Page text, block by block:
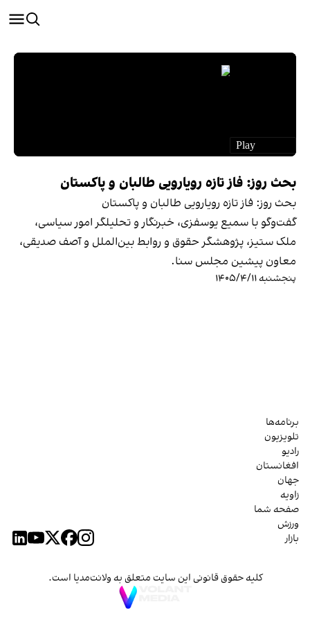
بحث روز: فاز تازه رویارویی طالبان و پاکستان
بحث روز: فاز تازه رویارویی طالبان و پاکستان
گفت‌وگو با سمیع یوسفزی، خبرنگار و تحلیلگر امور سیاسی،
ملک ستیز، پژوهشگر حقوق و روابط بین‌الملل و آصف صدیقی،
معاون پیشین مجلس سنا.
پنجشنبه ۱۴۰۵/۴/۱۱
برنامه‌ها
تلویزیون
رادیو
افغانستان
جهان
زاویه
صفحه شما
ورزش
بازار
کلیه حقوق قانونی این سایت متعلق به ولانت‌مدیا است.